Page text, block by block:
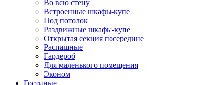
Во всю стену
Встроенные шкафы-купе
Под потолок
Раздвижные шкафы-купе
Открытая секция посередине
Распашные
Гардероб
Для маленького помещения
Эконом
Гостиные